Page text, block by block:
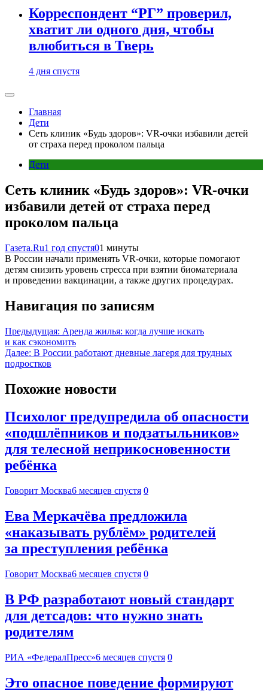
Корреспондент “РГ” проверил,
хватит ли одного дня, чтобы
влюбиться в Тверь
4 дня спустя
Главная
Дети
Сеть клиник «Будь здоров»: VR-очки избавили детей
от страха перед проколом пальца
Дети
Сеть клиник «Будь здоров»: VR-очки
избавили детей от страха перед
проколом пальца
Газета.Ru1 год спустя01 минуты
В России начали применять VR-очки, которые помогают
детям снизить уровень стресса при взятии биоматериала
и проведении вакцинации, а также других процедурах.
Навигация по записям
Предыдущая: Аренда жилья: когда лучше искать
и как сэкономить
Далее: В России работают дневные лагеря для трудных
подростков
Похожие новости
Психолог предупредила об опасности
«подшлёпников и подзатыльников»
для телесной неприкосновенности
ребёнка
Говорит Москва6 месяцев спустя 0
Ева Меркачёва предложила
«наказывать рублём» родителей
за преступления ребёнка
Говорит Москва6 месяцев спустя 0
В РФ разработают новый стандарт
для детсадов: что нужно знать
родителям
РИА «ФедералПресс»6 месяцев спустя 0
Это опасное поведение формируют